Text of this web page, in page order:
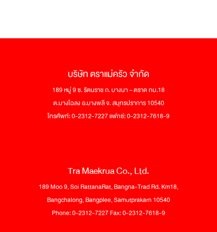
ทำไม
ทอด
บริษัท ตราแม่ครัว จำกัด
189 หมู่ 9 ซ. รัตนราช ถ. บางนา – ตราด กม.18
ต.บางโฉลง อ.บางพลี จ. สมุทรปราการ 10540
โทรศัพท์: 0-2312-7227 แฟกซ์: 0-2312-7618-9
Tra Maekrua Co., Ltd.
189 Moo 9, Soi RattanaRat, Bangna-Trad Rd. Km18,
Bangchalong, Bangplee, Samutprakarn 10540
Phone: 0-2312-7227 Fax: 0-2312-7618-9